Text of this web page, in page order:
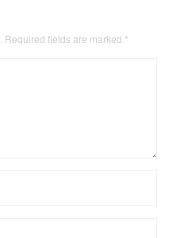
Required fields are marked *